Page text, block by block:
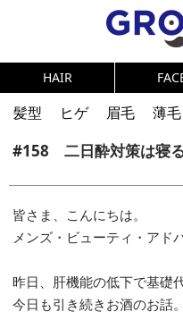
HAIR
髪型 ヒゲ 眉毛 薄毛
ヘアカタログ
体臭 ニ
メンズコスメ
NEWS
テストステロン
海外セ
トレーニング
好印象な男
#158 二日酔対策は寝
皆さま、こんにちは。
メンズ・ビューティ・アド
昨日、肝機能の低下で基礎
今日も引き続きお酒のお話。